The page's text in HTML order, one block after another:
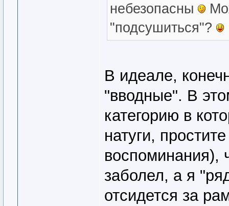
небезопасны
"подсушиться"?
В идеале,
"вводные". В
категорию в
натуги,
воспоминания),
заболел, а я
отсидется за